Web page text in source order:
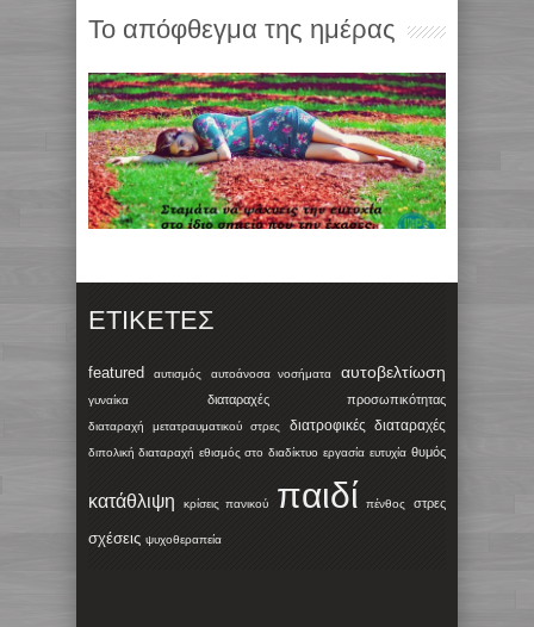
Το απόφθεγμα της ημέρας
ΕΤΙΚΈΤΕΣ
featured αυτισμός αυτοάνοσα νοσήματα αυτοβελτίωση
γυναίκα διαταραχές προσωπικότητας
διαταραχή μετατραυματικού στρες διατροφικές διαταραχές
διπολική διαταραχή εθισμός στο διαδίκτυο εργασία ευτυχία θυμός
κατάθλιψη κρίσεις πανικού παιδί πένθος στρες
σχέσεις ψυχοθεραπεία